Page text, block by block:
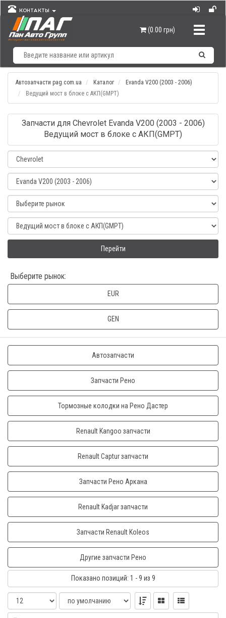
КОНТАКТЫ
(0.00 грн)
Автозапчасти pag.com.ua Каталог
Evanda V200 (2003 - 2006)
Ведущий мост в блоке с АКП(GMPT)
Запчасти для Chevrolet Evanda V200 (2003 - 2006)
Ведущий мост в блоке с АКП(GMPT)
Перейти
Выберите рынок:
EUR
GEN
Автозапчасти
Запчасти Рено
Тормозные колодки на Рено Дастер
Renault Kangoo запчасти
Renault Captur запчасти
Запчасти Рено Аркана
Renault Kadjar запчасти
Запчасти Renault Koleos
Другие запчасти Рено
Показано позиций: 1 - 9 из 9